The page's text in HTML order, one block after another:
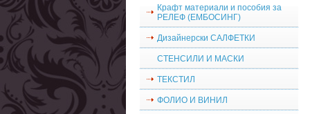
Крафт материали и пособия за
РЕЛЕФ (ЕМБОСИНГ)
Дизайнерски САЛФЕТКИ
СТЕНСИЛИ И МАСКИ
ТЕКСТИЛ
ФОЛИО И ВИНИЛ